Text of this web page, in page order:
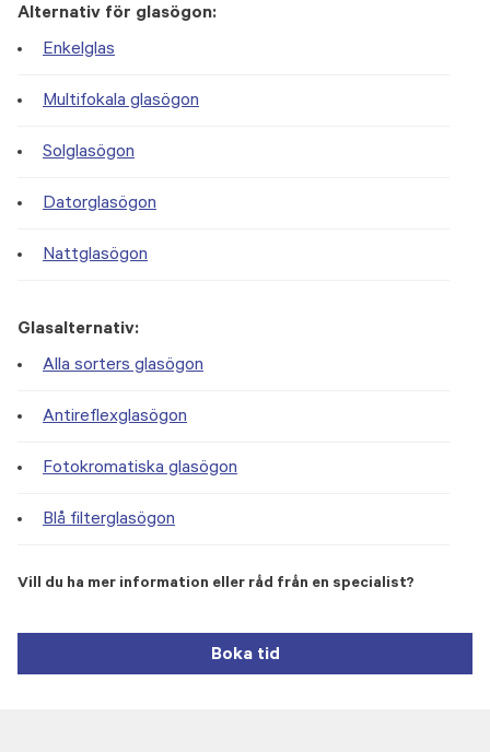
Alternativ för glasögon:
Enkelglas
Multifokala glasögon
Solglasögon
Datorglasögon
Nattglasögon
Glasalternativ:
Alla sorters glasögon
Antireflexglasögon
Fotokromatiska glasögon
Blå filterglasögon
Vill du ha mer information eller råd från en specialist?
Boka tid